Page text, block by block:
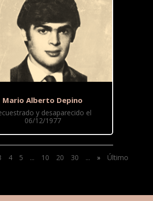
Mario Alberto Depino
y desaparecido el
06/12/1977
4 5 ... 10 20 30 ... » Último